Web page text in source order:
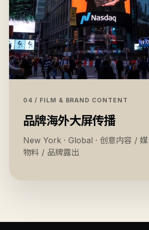
04 / FILM & BRAND CONTENT
品牌海外大屏传播
New York · Global · 创意内容 /
物料 / 品牌露出